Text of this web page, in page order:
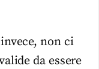
non ci
da essere